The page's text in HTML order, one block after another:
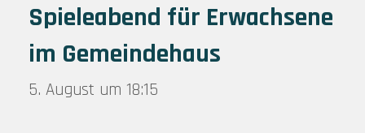
Spieleabend für Erwachsene
im Gemeindehaus
5. August um 18:15